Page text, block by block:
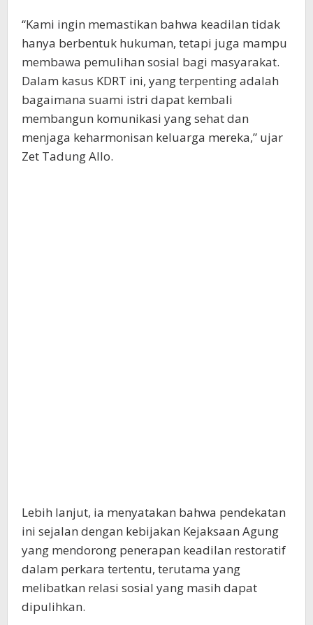
“Kami ingin memastikan bahwa keadilan tidak
hanya berbentuk hukuman, tetapi juga mampu
membawa pemulihan sosial bagi masyarakat.
Dalam kasus KDRT ini, yang terpenting adalah
bagaimana suami istri dapat kembali
membangun komunikasi yang sehat dan
menjaga keharmonisan keluarga mereka,” ujar
Zet Tadung Allo.
Lebih lanjut, ia menyatakan bahwa pendekatan
ini sejalan dengan kebijakan Kejaksaan Agung
yang mendorong penerapan keadilan restoratif
dalam perkara tertentu, terutama yang
melibatkan relasi sosial yang masih dapat
dipulihkan.